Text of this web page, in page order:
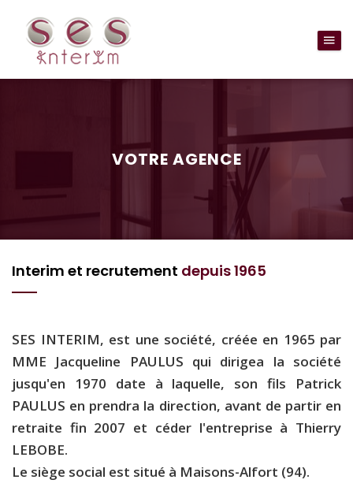
VOTRE AGENCE
Interim et recrutement depuis 1965
SES INTERIM, est une société, créée en 1965 par
MME Jacqueline PAULUS qui dirigea la société
jusqu'en 1970 date à laquelle, son fils Patrick
PAULUS en prendra la direction, avant de partir en
retraite fin 2007 et céder l'entreprise à Thierry
LEBOBE.
Le siège social est situé à Maisons-Alfort (94).